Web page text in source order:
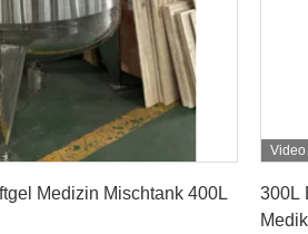
Medizin Mischtank 400L
Video
300L